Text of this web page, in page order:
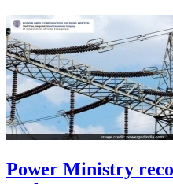
Power Ministry